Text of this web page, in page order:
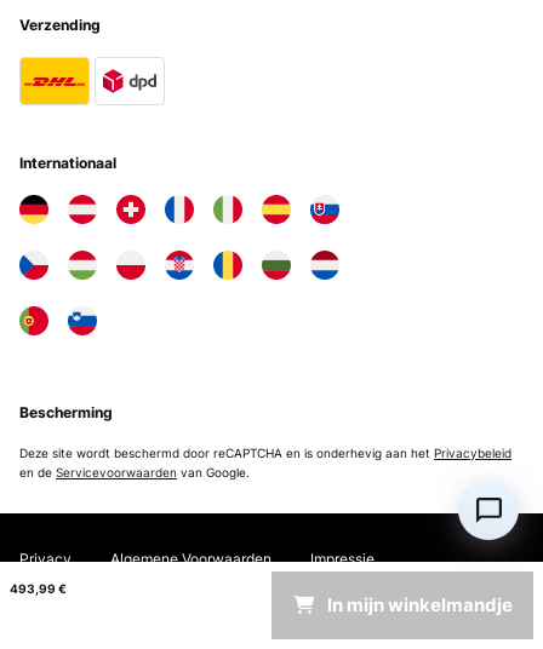
493,99 €
In mijn winkelmandje
Verzending
Internationaal
Bescherming
Deze site wordt beschermd door reCAPTCHA en is onderhevig aan het Privacybeleid
en de Servicevoorwaarden van Google.
Privacy Algemene Voorwaarden Impressie
Copyright © 2026 Electronic-Star. All rights reserved